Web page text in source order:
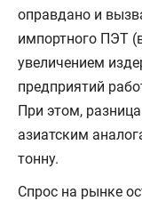
оправдано и
импортного ПЭТ
увеличением
предприятий
При этом,
азиатским
тонну.
Спрос на рынке